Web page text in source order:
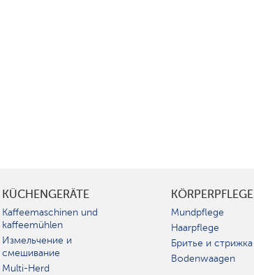
KÜCHENGERÄTE
Kaffeemaschinen und
kaffeemühlen
Измельчение и
смешивание
Multi-Herd
KÖRPERPFLEGE
Mundpflege
Haarpflege
Бритье и стрижка
Bodenwaagen